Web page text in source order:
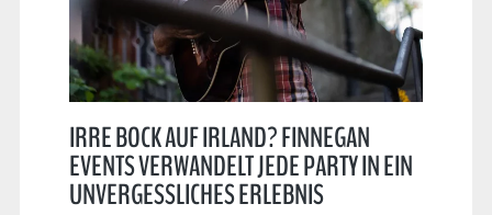
IRRE BOCK AUF IRLAND? FINNEGAN
EVENTS VERWANDELT JEDE PARTY IN EIN
UNVERGESSLICHES ERLEBNIS